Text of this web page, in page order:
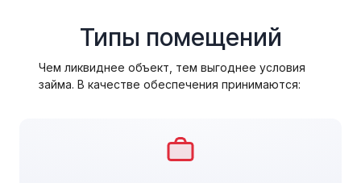
Типы помещений
Чем ликвиднее объект, тем выгоднее условия
займа. В качестве обеспечения принимаются: